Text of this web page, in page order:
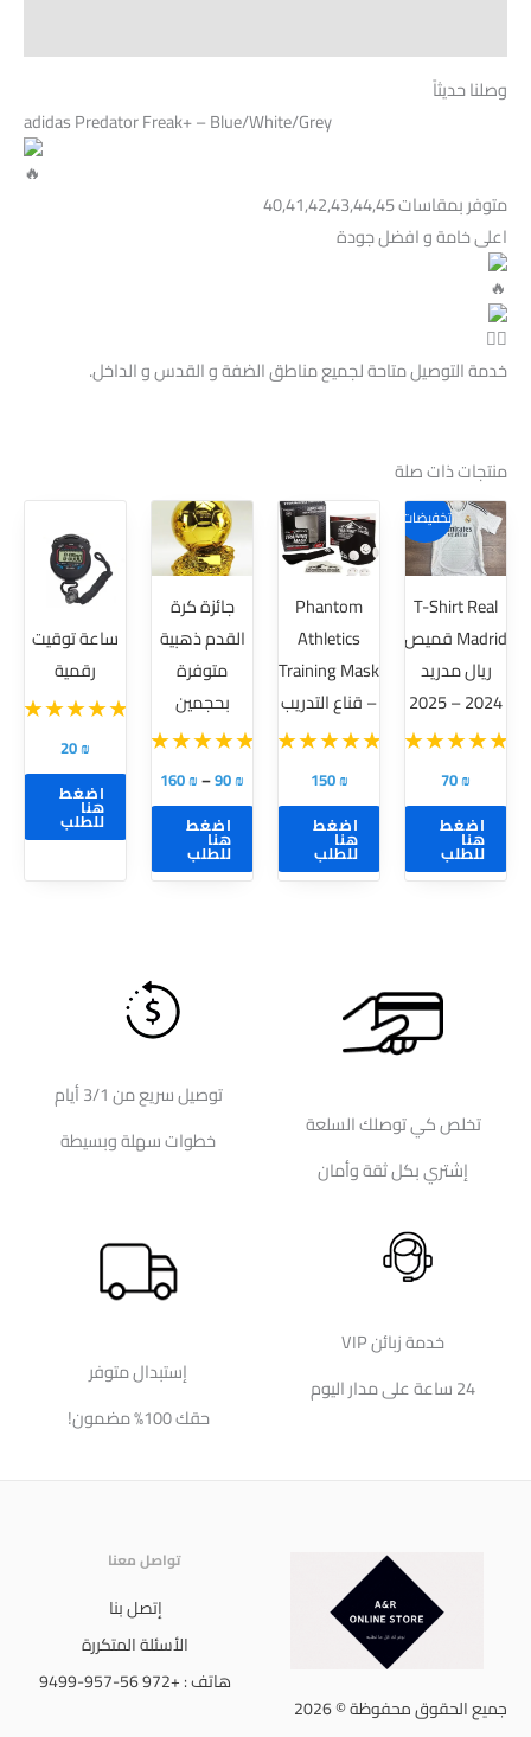
وصلنا حديثاً
adidas Predator Freak+ – Blue/White/Grey
متوفر بمقاسات 40,41,42,43,44,45
اعلى خامة و افضل جودة
خدمة التوصيل متاحة لجميع مناطق الضفة و القدس و الداخل.
منتجات ذات صلة
تخفيضات!
T-Shirt Real
Madrid قميص
ريال مدريد
2024 – 2025
70₪
اضغط
هنا
للطلب
هناك
العديد
من
الأشكال
المختلفة
لهذا
المنتج.
يمكن
اختيار
الخيارات
على
صفحة
Phantom
Athletics
Training Mask
– قناع التدريب
150₪
اضغط
هنا
للطلب
جائزة كرة
القدم ذهبية
متوفرة
بحجمين
90₪
–
160₪
نطاق
اضغط
هنا
للطلب
هناك
العديد
من
الأشكال
المختلفة
لهذا
المنتج.
يمكن
اختيار
الخيارات
على
صفحة
ساعة توقيت
رقمية
20₪
اضغط
هنا
للطلب
تخلص كي توصلك السلعة
إشتري بكل ثقة وأمان
توصيل سريع من 3/1 أيام
خطوات سهلة وبسيطة
خدمة زبائن VIP
24 ساعة على مدار اليوم
إستبدال متوفر
حقك 100% مضمون!
جميع الحقوق محفوظة © 2026
تواصل معنا
إتصل بنا
الأسئلة المتكررة
هاتف : +972 56-957-9499